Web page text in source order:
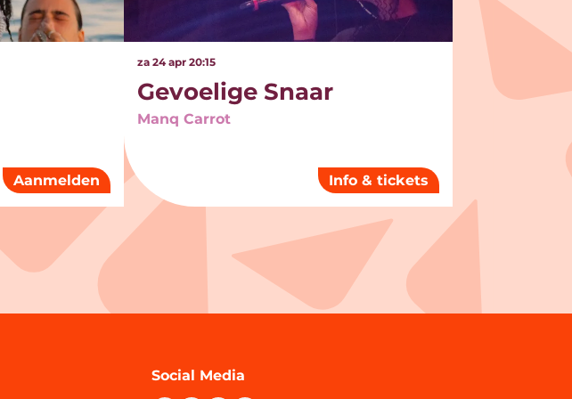
Aanmelden
Gevoelige Snaar
Manq Carrot
za 24 apr 20:15
Info & tickets
Social Media